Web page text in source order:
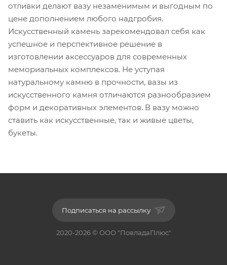
отливки делают вазу незаменимым и выгодным по
цене дополнением любого надгробия.
Искусственный камень зарекомендовал себя как
успешное и перспективное решение в
изготовлении аксессуаров для современных
мемориальных комплексов. Не уступая
натуральному камню в прочности, вазы из
искусственного камня отличаются разнообразием
форм и декоративных элементов. В вазу можно
ставить как искусственные, так и живые цветы,
букеты.
Подписаться на рассылку
2020-2026 © ООО "ПовладаПлюс"